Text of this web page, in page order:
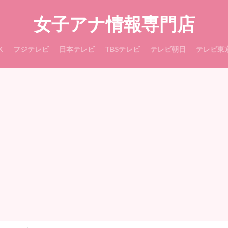
女子アナ情報専門店
フジテレビ 日本テレビ TBSテレビ テレビ朝日 テレビ東